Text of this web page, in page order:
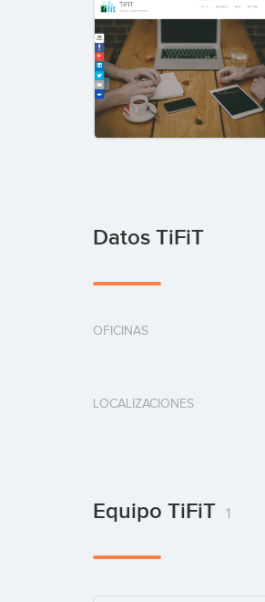
Datos TiFiT
OFICINAS
LOCALIZACIONES
Equipo TiFiT 1